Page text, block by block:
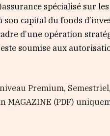
spécialisé sur
son capital du fonds
d’une opération
soumise aux
Premium,
MAGAZINE (PDF)